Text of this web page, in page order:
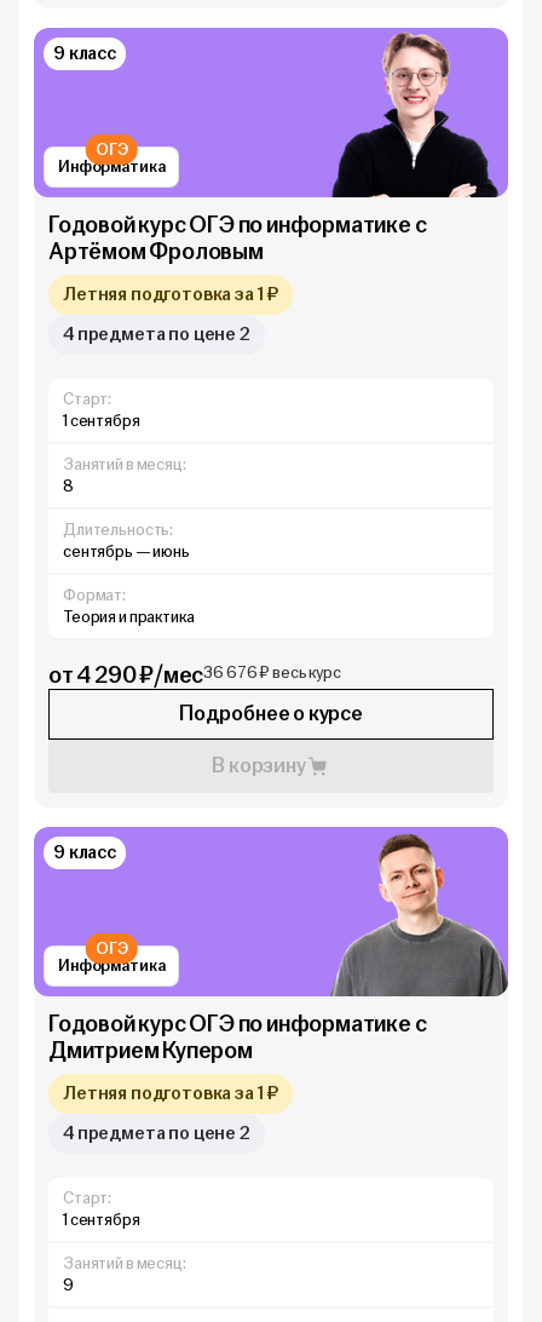
Информатика
ОГЭ
9 класс
Годовой курс ОГЭ по информатике с
Артёмом Фроловым
Летняя подготовка за 1 ₽
4 предмета по цене 2
Старт:
1 сентября
Занятий в месяц:
8
Длительность:
сентябрь — июнь
Формат:
Теория и практика
от 4 290 ₽/мес36 676 ₽ весь курс
Подробнее о курсе
В корзину
Информатика
ОГЭ
9 класс
Годовой курс ОГЭ по информатике с
Дмитрием Купером
Летняя подготовка за 1 ₽
4 предмета по цене 2
Старт:
1 сентября
Занятий в месяц:
9